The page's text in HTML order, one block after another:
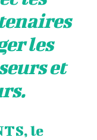
les
et
le